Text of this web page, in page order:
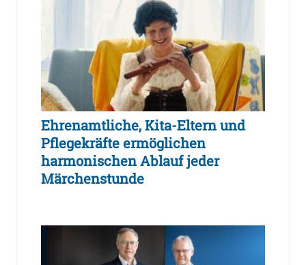
Ehrenamtliche, Kita-Eltern und
Pflegekräfte ermöglichen
harmonischen Ablauf jeder
Märchenstunde